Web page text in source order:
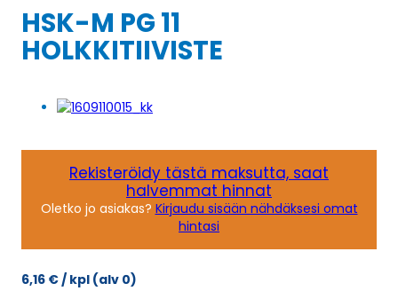
HSK-M PG 11
HOLKKITIIVISTE
Rekisteröidy tästä maksutta, saat
halvemmat hinnat
Oletko jo asiakas? Kirjaudu sisään nähdäksesi omat
hintasi
6,16 €/ kpl (alv 0)